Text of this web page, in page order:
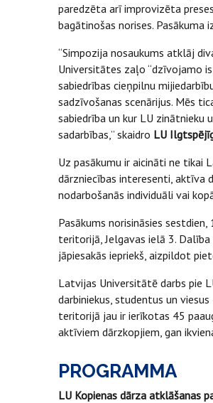
paredzēta arī improvizēta
bagātinošas norises. Pasākuma
“Simpozija nosaukums atklāj
Universitātes zaļo “dzīvojamo
sabiedrības cieņpilnu
sadzīvošanas scenārijus. Mēs
sabiedrība un kur LU zinātnieku
sadarbības,” skaidro LU
Uz pasākumu ir aicināti ne tikai
dārzniecības interesenti, aktīva
nodarbošanās individuāli vai
Pasākums norisināsies
teritorijā, Jelgavas ielā 3.
jāpiesakās iepriekš, aizpildot
Latvijas Universitātē darbs pie
darbiniekus, studentus un
teritorijā jau ir ierīkotas 45
aktīviem dārzkopjiem, gan
PROGRAMMA
LU Kopienas dārza atklāšanas